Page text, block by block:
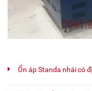
Ổn áp Standa nhái có